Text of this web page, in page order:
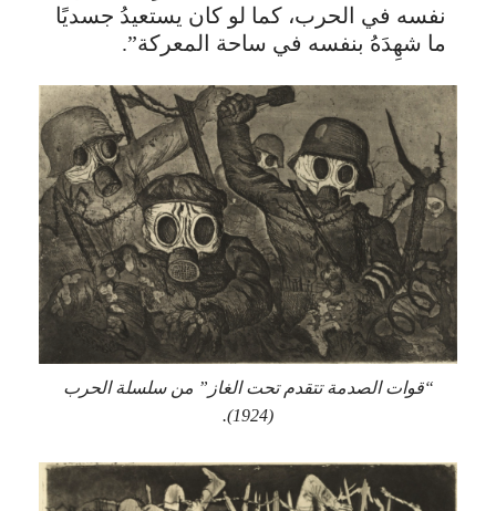
نفسه في الحرب، كما لو كان يستعيدُ جسديًا
ما شهِدَهُ بنفسه في ساحة المعركة”.
“قوات الصدمة تتقدم تحت الغاز” من سلسلة الحرب
(1924).